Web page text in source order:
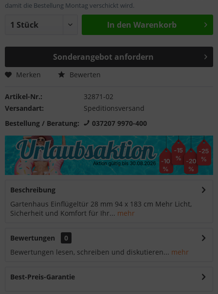
damit die Bestellung Montag verschickt wird.
In den Warenkorb
Sonderangebot anfordern
Merken Bewerten
Artikel-Nr.:
32871-02
Versandart:
Speditionsversand
Bestellung / Beratung:
037207 9970-400
Beschreibung
Gartenhaus Einflügeltür 28 mm 94 x 183 cm Mehr Licht,
Sicherheit und Komfort für Ihr... mehr
Bewertungen
0
Bewertungen lesen, schreiben und diskutieren... mehr
Best-Preis-Garantie